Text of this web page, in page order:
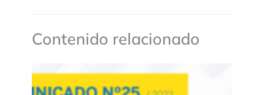
Contenido relacionado